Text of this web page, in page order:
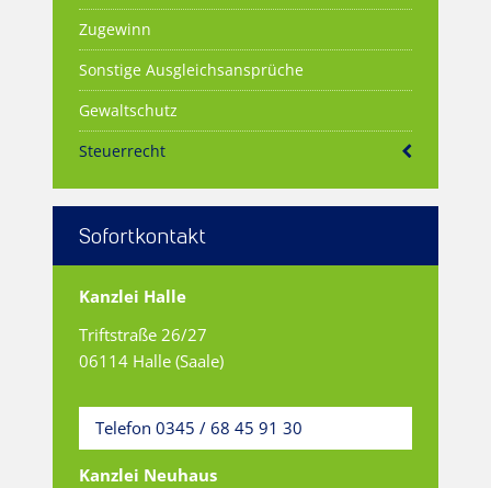
Zugewinn
Sonstige Ausgleichsansprüche
Gewaltschutz
Steuerrecht
Sofortkontakt
Kanzlei Halle
Triftstraße 26/27
06114 Halle (Saale)
Telefon 0345 / 68 45 91 30
Kanzlei Neuhaus